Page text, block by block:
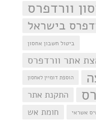
וורדפרס
בישראל
ביטול חשבון אחסון
אתר וורדפרס
הוספת דומיין לאחסון
התקנת אתר
חומת אש אשראי